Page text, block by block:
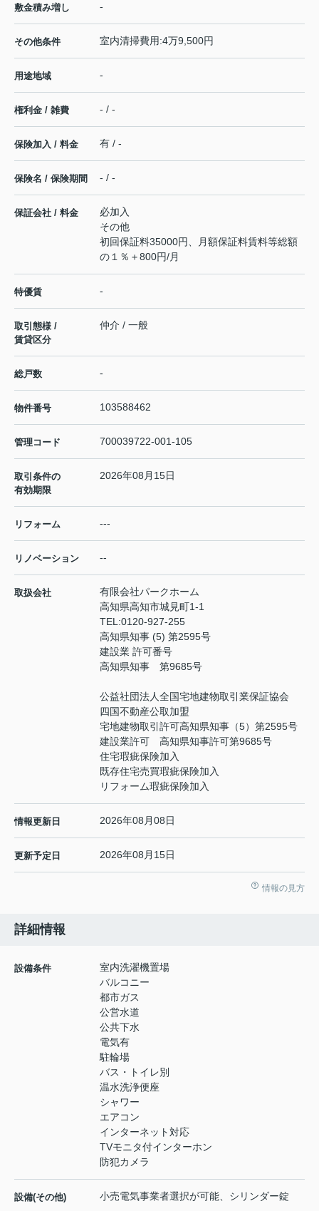
敷金積み増し -
その他条件 室内清掃費用:4万9,500円
用途地域 -
権利金 / 雑費 - / -
保険加入 / 料金 有 / -
保険名 / 保険期間 - / -
保証会社 / 料金
必加入
その他
初回保証料35000円、月額保証料賃料等総額
の１％＋800円/月
特優賃 -
取引態様 /
賃貸区分
仲介 / 一般
総戸数 -
物件番号 103588462
管理コード 700039722-001-105
取引条件の
有効期限
2026年08月15日
リフォーム ---
リノベーション --
取扱会社
有限会社パークホーム
高知県高知市城見町1-1
TEL:0120-927-255
高知県知事 (5) 第2595号
建設業 許可番号
高知県知事 第9685号
公益社団法人全国宅地建物取引業保証協会
四国不動産公取加盟
宅地建物取引許可高知県知事（5）第2595号
建設業許可 高知県知事許可第9685号
住宅瑕疵保険加入
既存住宅売買瑕疵保険加入
リフォーム瑕疵保険加入
情報更新日 2026年08月08日
更新予定日 2026年08月15日
情報の見方
詳細情報
設備条件
室内洗濯機置場
バルコニー
都市ガス
公営水道
公共下水
電気有
駐輪場
バス・トイレ別
温水洗浄便座
シャワー
エアコン
インターネット対応
TVモニタ付インターホン
防犯カメラ
設備(その他) 小売電気事業者選択が可能、シリンダー錠